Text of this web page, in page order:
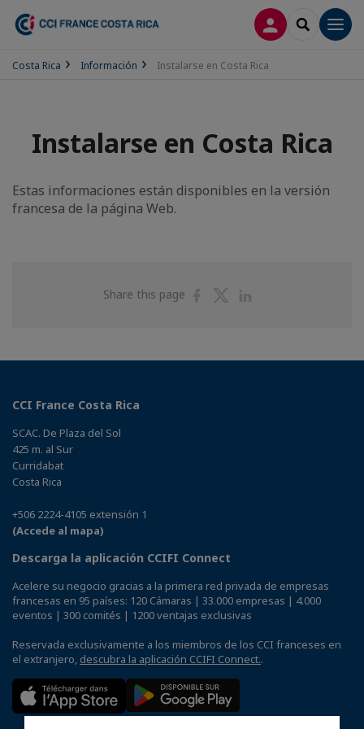
CONECTARSE
SEARCH
Costa Rica Información Instalarse en Costa Rica
Instalarse en Costa Rica
Estas informaciones están disponibles en la versión
francesa de la página Web.
Share this page
ShareShare
CCI France Costa Rica
SCAC. De Plaza del Sol
425 m. al Sur
Curridabat
Costa Rica
+506 2224-4105 extensión 1
(Accede al mapa)
Descarga la aplicación CCIFI Connect
Acelere su negocio gracias a la primera red privada de empresas
francesas en 95 países: 120 Cámaras | 33.000 empresas | 4.000
eventos | 300 comités | 1200 ventajas exclusivas
Reservada exclusivamente a los miembros de los CCI franceses en
el extranjero, descubra la aplicación CCIFI Connect..